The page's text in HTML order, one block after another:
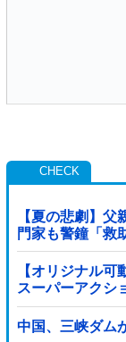
【夏の悲劇】
門家も警鐘「救
【オリジナル
スーパーアクシ
種【予約開始】
中国、三峡ダム